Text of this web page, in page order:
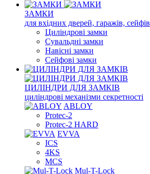
ЗАМКИ
для вхідних дверей, гаражів, сейфів
Циліндрові замки
Сувальдні замки
Навісні замки
Сейфові замки
ЦИЛІНДРИ ДЛЯ ЗАМКІВ
циліндрові механізми секретності
ABLOY
Protec-2
Protec-2 HARD
EVVA
ICS
4KS
MCS
Mul-T-Lock